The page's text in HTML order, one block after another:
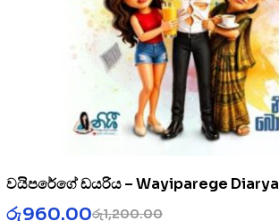
වයිපරේගේ ඩයරිය – Wayiparege Diarya
රු1,200.00
රු960.00